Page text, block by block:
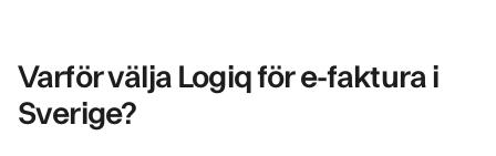
Varför välja Logiq för e-faktura i
Sverige?